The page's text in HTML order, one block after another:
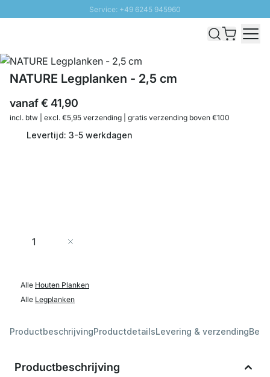
Service: +49 6245 945960
Snelle levering - Gratis verzending vanaf €100
SUNNY SALE: Tot 20% korting
NATURE Legplanken - 2,5 cm
vanaf€ 41,90
incl. btw | excl. €5,95 verzending | gratis verzending boven €100
Levertijd: 3-5 werkdagen
Aantal
Alle Houten Planken
Alle Legplanken
ProductbeschrijvingProductdetailsLevering & verzending
Productbeschrijving